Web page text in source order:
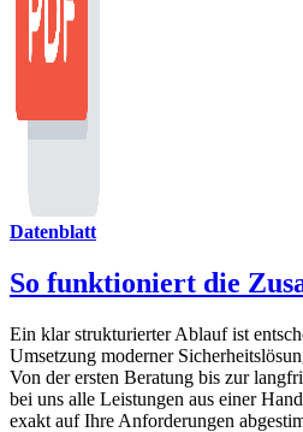
Datenblatt
So funktioniert die
Ein klar strukturierter Ablauf ist
Umsetzung moderner
Von der ersten Beratung bis zur
bei uns alle Leistungen aus einer
exakt auf Ihre Anforderungen